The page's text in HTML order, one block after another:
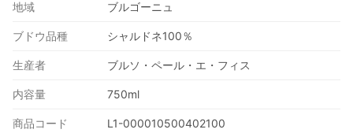
地域 ブルゴーニュ
ブドウ品種 シャルドネ100％
生産者 ブルソ・ペール・エ・フィス
内容量 750ml
商品コード L1-000010500402100